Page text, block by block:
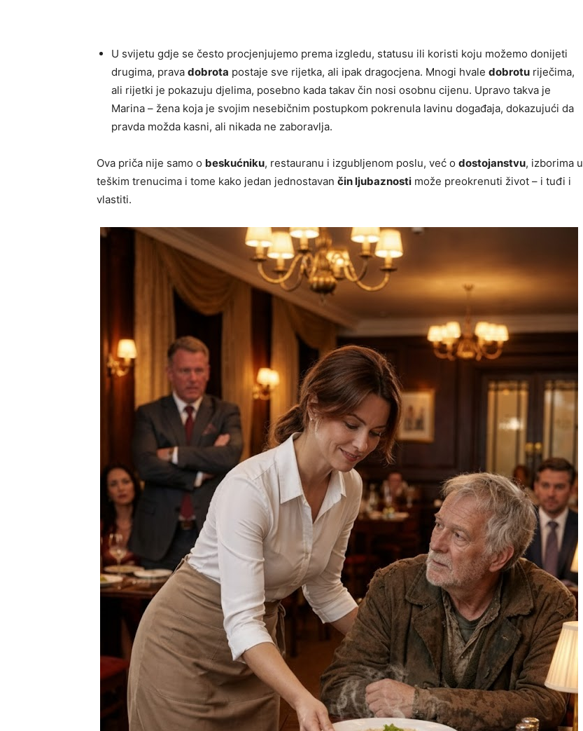
U svijetu gdje se često procjenjujemo prema izgledu, statusu ili koristi koju možemo donijeti
drugima, prava dobrota postaje sve rijetka, ali ipak dragocjena. Mnogi hvale dobrotu riječima,
ali rijetki je pokazuju djelima, posebno kada takav čin nosi osobnu cijenu. Upravo takva je
Marina – žena koja je svojim nesebičnim postupkom pokrenula lavinu događaja, dokazujući da
pravda možda kasni, ali nikada ne zaboravlja.
Ova priča nije samo o beskućniku, restauranu i izgubljenom poslu, već o dostojanstvu, izborima u
teškim trenucima i tome kako jedan jednostavan čin ljubaznosti može preokrenuti život – i tuđi i
vlastiti.